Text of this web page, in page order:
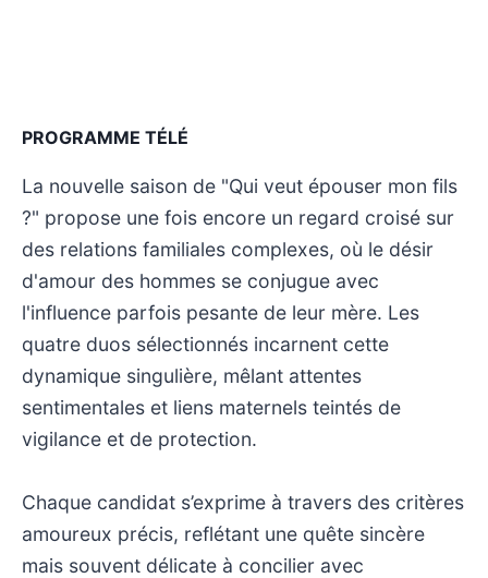
PROGRAMME TÉLÉ
La nouvelle saison de "Qui veut épouser mon fils
?" propose une fois encore un regard croisé sur
des relations familiales complexes, où le désir
d'amour des hommes se conjugue avec
l'influence parfois pesante de leur mère. Les
quatre duos sélectionnés incarnent cette
dynamique singulière, mêlant attentes
sentimentales et liens maternels teintés de
vigilance et de protection.
Chaque candidat s’exprime à travers des critères
amoureux précis, reflétant une quête sincère
mais souvent délicate à concilier avec